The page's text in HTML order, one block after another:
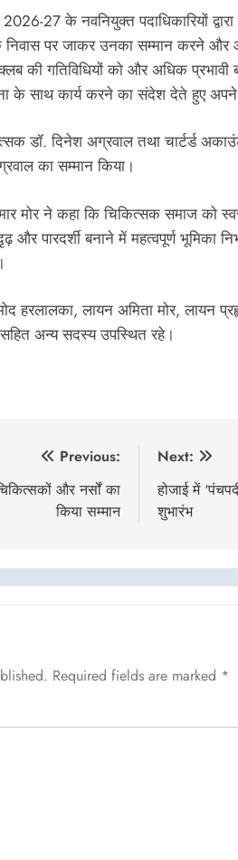
27 के नवनियुक्त पदाधिकारियों
निवास पर जाकर उनका सम्मान करने
की गतिविधियों को और अधिक
के साथ कार्य करने का संदेश देते हुए
डॉ. दिनेश अग्रवाल तथा चार्टर्ड
का सम्मान किया।
ने कहा कि चिकित्सक समाज को
बनाने में महत्वपूर्ण भूमिका
हरलालका, लायन अमिता मोर, लायन
अन्य सदस्य उपस्थित रहे।
Previous:
और नर्सों का
किया सम्मान
Next:
होजाई में
शुभारंभ
Required fields are marked *